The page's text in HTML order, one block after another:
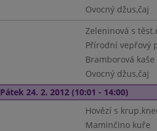
Ovocný džus,čaj
Zeleninová s
Přírodní vepřový
Bramborová kaše
Ovocný džus,čaj
Pátek 24. 2. 2012 (10:01 - 14:00)
Hovězí s
Maminčino kuře